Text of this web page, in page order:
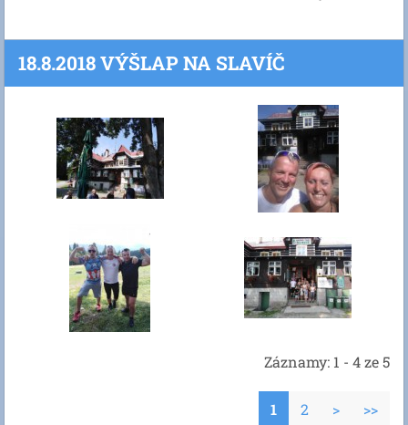
18.8.2018 VÝŠLAP NA SLAVÍČ
Záznamy: 1 - 4 ze 5
1 2 > >>